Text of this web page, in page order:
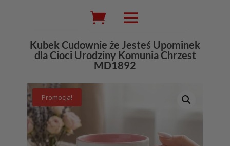
Wyszukiwarka
produktów
Kubek Cudownie że Jesteś Upominek
dla Cioci Urodziny Komunia Chrzest
MD1892
Promocja!